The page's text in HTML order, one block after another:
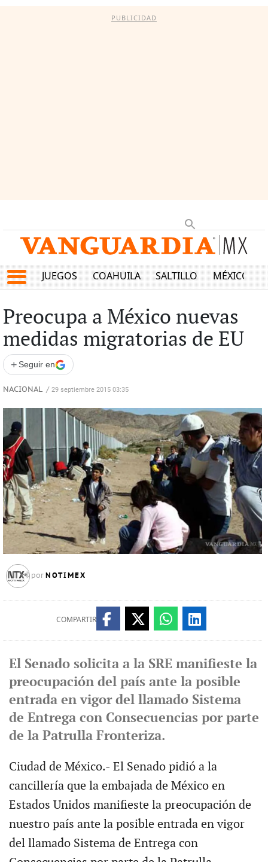
PUBLICIDAD
JUEGOS COAHUILA SALTILLO MÉXICO
Preocupa a México nuevas
medidas migratorias de EU
+ Seguir en
NACIONAL / 29 septiembre 2015 03:35
por NOTIMEX
COMPARTIR
El Senado solicita a la SRE manifieste la
preocupación del país ante la posible
entrada en vigor del llamado Sistema
de Entrega con Consecuencias por parte
de la Patrulla Fronteriza.
Ciudad de México.- El Senado pidió a la
cancillería que la embajada de México en
Estados Unidos manifieste la preocupación de
nuestro país ante la posible entrada en vigor
del llamado Sistema de Entrega con